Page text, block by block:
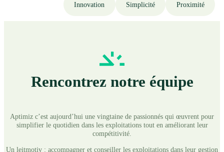
Innovation Simplicité Proximité
Rencontrez notre équipe
Aptimiz c’est aujourd’hui une vingtaine de passionnés qui œuvrent pour
simplifier le quotidien dans les exploitations tout en améliorant leur
compétitivité.
Un leitmotiv : accompagner et conseiller les exploitations dans leur gestion